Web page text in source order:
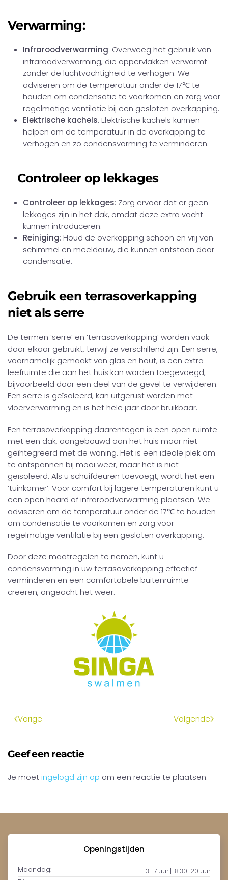
Verwarming:
Infraroodverwarming: Overweeg het gebruik van
infraroodverwarming, die oppervlakken verwarmt
zonder de luchtvochtigheid te verhogen. We
adviseren om de temperatuur onder de 17℃ te
houden om condensatie te voorkomen en zorg voor
regelmatige ventilatie bij een gesloten overkapping.
Elektrische kachels: Elektrische kachels kunnen
helpen om de temperatuur in de overkapping te
verhogen en zo condensvorming te verminderen.
Controleer op lekkages
Controleer op lekkages: Zorg ervoor dat er geen
lekkages zijn in het dak, omdat deze extra vocht
kunnen introduceren.
Reiniging: Houd de overkapping schoon en vrij van
schimmel en meeldauw, die kunnen ontstaan door
condensatie.
Gebruik een terrasoverkapping
niet als serre
De termen ‘serre’ en ’terrasoverkapping’ worden vaak
door elkaar gebruikt, terwijl ze verschillend zijn. Een serre,
voornamelijk gemaakt van glas en hout, is een extra
leefruimte die aan het huis kan worden toegevoegd,
bijvoorbeeld door een deel van de gevel te verwijderen.
Een serre is geïsoleerd, kan uitgerust worden met
vloerverwarming en is het hele jaar door bruikbaar.
Een terrasoverkapping daarentegen is een open ruimte
met een dak, aangebouwd aan het huis maar niet
geïntegreerd met de woning. Het is een ideale plek om
te ontspannen bij mooi weer, maar het is niet
geïsoleerd. Als u schuifdeuren toevoegt, wordt het een
’tuinkamer’. Voor comfort bij lagere temperaturen kunt u
een open haard of infraroodverwarming plaatsen. We
adviseren om de temperatuur onder de 17℃ te houden
om condensatie te voorkomen en zorg voor
regelmatige ventilatie bij een gesloten overkapping.
Door deze maatregelen te nemen, kunt u
condensvorming in uw terrasoverkapping effectief
verminderen en een comfortabele buitenruimte
creëren, ongeacht het weer.
Vorige Volgende
Geef een reactie
Je moetingelogd zijn op om een reactie te plaatsen.
Openingstijden
Maandag: 13-17 uur | 18.30-20 uur